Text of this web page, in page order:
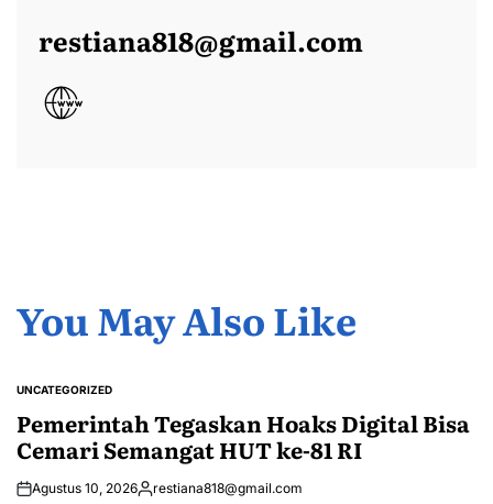
restiana818@gmail.com
You May Also Like
POSTED
UNCATEGORIZED
Pemerintah Tegaskan Hoaks Digital Bisa
Cemari Semangat HUT ke-81 RI
Agustus 10, 2026Posted
restiana818@gmail.com